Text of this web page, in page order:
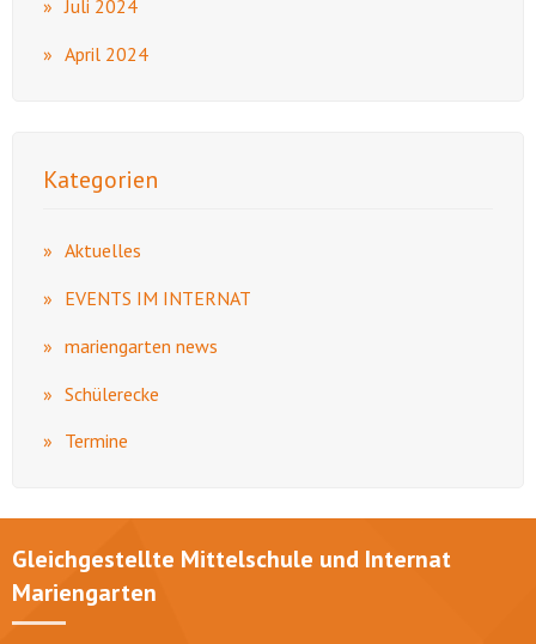
Juli 2024
April 2024
Kategorien
Aktuelles
EVENTS IM INTERNAT
mariengarten news
Schülerecke
Termine
Gleichgestellte Mittelschule und Internat
Mariengarten